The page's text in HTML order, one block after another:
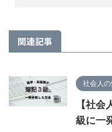
関連記事
社会人の
【社
級に一